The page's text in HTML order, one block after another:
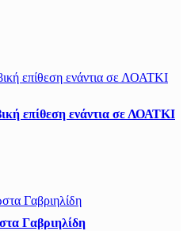
επίθεση ενάντια σε ΛΟΑΤΚΙ
Γαβριηλίδη